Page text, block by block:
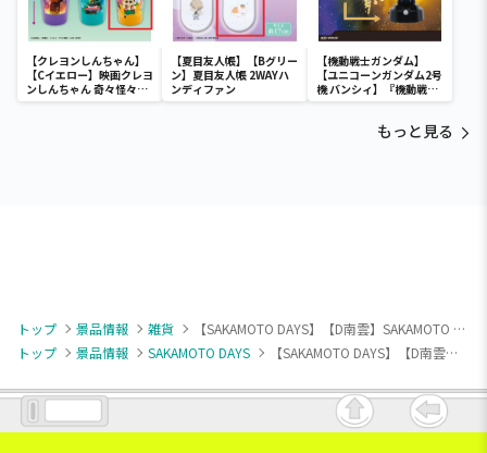
【クレヨンしんちゃん】
【Cイエロー】映画クレヨ
ンしんちゃん 奇々怪々！
オラの妖怪バケ～ション
【夏目友人帳】【Bグリー
ン】夏目友人帳 2WAYハ
ンディファン
【機動戦士ガンダム】
【ユニコーンガンダム2号
機 バンシィ】『機動戦士
ガンダムUC』 胸像センサ
ダム2号機 バンシィ（デ
もっと見る
トップ 景品情報 雑貨
【SAKAMOTO DAYS】【D南雲】SAKAMOTO DAYS フルカラータンブラー
トップ
景品情報 SAKAMOTO DAYS 【SAKAMOTO DAYS】【D南雲】SAKAMOTO DAYS フルカラータンブラー